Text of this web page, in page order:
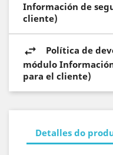
Información de
cliente)
Política de
módulo
para el cliente)
Detalles do